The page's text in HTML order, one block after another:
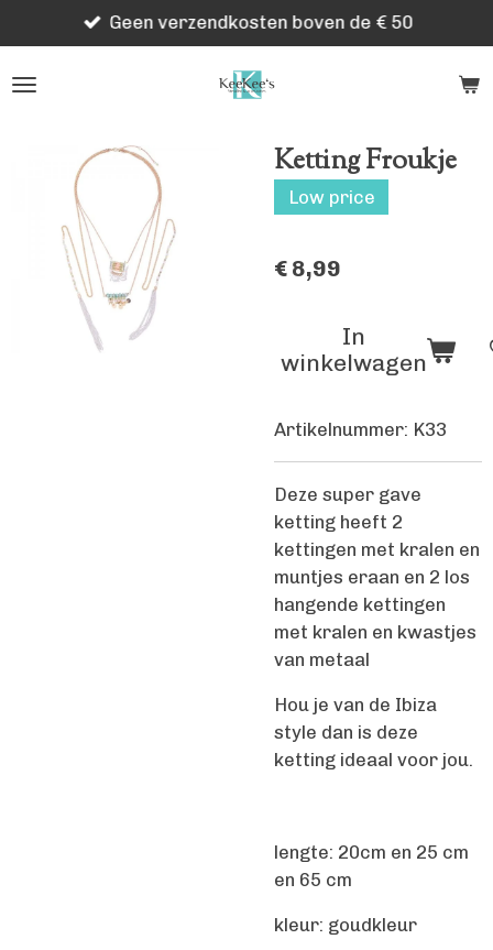
direct
naar
Geen verzendkosten boven de € 50
Ketting Froukje
Low price
€ 8,99
In
winkelwagen
Artikelnummer: K33
Deze super gave
ketting heeft 2
kettingen met kralen en
muntjes eraan en 2 los
hangende kettingen
met kralen en kwastjes
van metaal
Hou je van de Ibiza
style dan is deze
ketting ideaal voor jou.
lengte: 20cm en 25 cm
en 65 cm
kleur: goudkleur